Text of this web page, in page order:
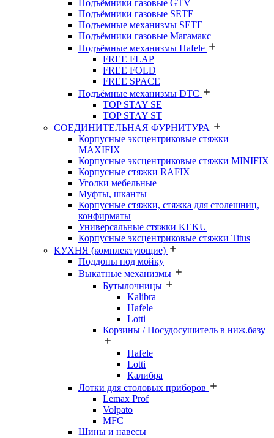
Подъёмники газовые GTV
Подъёмники газовые SETE
Подъемные механизмы SETE
Подъёмники газовые Магамакс
Подъёмные механизмы Hafele
FREE FLAP
FREE FOLD
FREE SPACE
Подъёмные механизмы DTC
TOP STAY SE
TOP STAY ST
СОЕДИНИТЕЛЬНАЯ ФУРНИТУРА
Корпусные эксцентриковые стяжки
MAXIFIX
Корпусные эксцентриковые стяжки MINIFIX
Корпусные стяжки RAFIX
Уголки мебельные
Муфты, шканты
Корпусные стяжки, стяжка для столешниц,
конфирматы
Универсальные стяжки KEKU
Корпусные эксцентриковые стяжки Titus
КУХНЯ (комплектующие)
Поддоны под мойку
Выкатные механизмы
Бутылочницы
Kalibra
Hafele
Lotti
Корзины / Посудосушитель в ниж.базу
Hafele
Lotti
Калибра
Лотки для столовых приборов
Lemax Prof
Volpato
MFC
Шины и навесы